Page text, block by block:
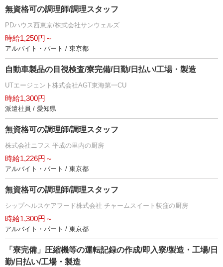
無資格可の調理師/調理スタッフ
PDハウス西東京/株式会社サンウェルズ
時給1,250円～
アルバイト・パート / 東京都
自動車製品の目視検査/寮完備/日勤/日払い/工場・製造
UTエージェント株式会社AGT東海第一CU
時給1,300円
派遣社員 / 愛知県
無資格可の調理師/調理スタッフ
株式会社ニフス 平成の里内の厨房
時給1,226円～
アルバイト・パート / 東京都
無資格可の調理師/調理スタッフ
シップヘルスケアフード株式会社 チャームスイート荻窪の厨房
時給1,300円～
アルバイト・パート / 東京都
「寮完備」圧縮機等の運転記録の作成/即入寮/製造・工場/日
勤/日払い/工場・製造